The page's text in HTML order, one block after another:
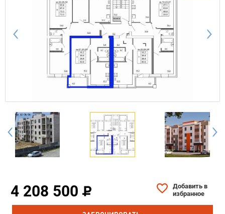
4 208 500
Добавить в
избранное